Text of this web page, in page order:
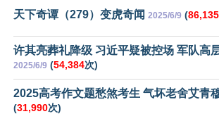
天下奇谭（279）变虎奇闻 2025/6/9 (86,135
许其亮葬礼降级 习近平疑被控场 军队高
2025/6/9 (54,384次)
2025高考作文题愁煞考生 气坏老舍艾青
(31,990次)